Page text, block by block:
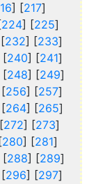
] [217]
224] [225]
232] [233]
[240] [241]
[248] [249]
256] [257]
264] [265]
272] [273]
280] [281]
[288] [289]
296] [297]